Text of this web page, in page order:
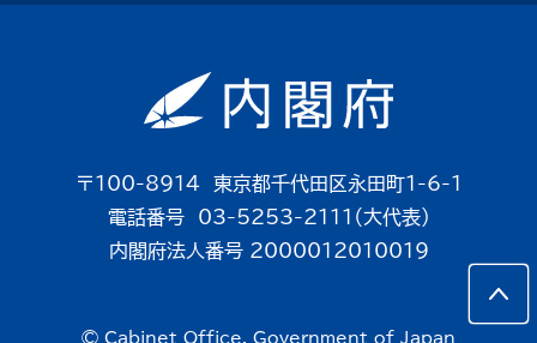
〒100-8914 東京都千代田区永田町1-6-1
電話番号 03-5253-2111（大代表）
内閣府法人番号 2000012010019
© Cabinet Office, Government of Japan